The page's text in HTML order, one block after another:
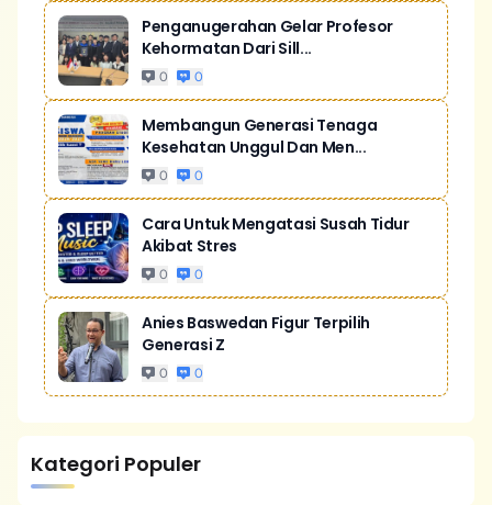
Penganugerahan Gelar Profesor
Kehormatan Dari Sill...
0 0
Membangun Generasi Tenaga
Kesehatan Unggul Dan Men...
0 0
Cara Untuk Mengatasi Susah Tidur
Akibat Stres
0 0
Anies Baswedan Figur Terpilih
Generasi Z
0 0
Kategori Populer